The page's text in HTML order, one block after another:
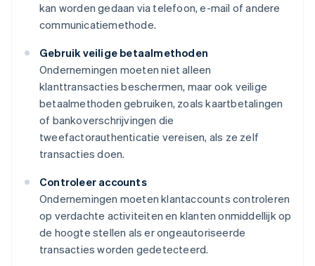
kan worden gedaan via telefoon, e-mail of andere
communicatiemethode.
Gebruik veilige betaalmethoden
Ondernemingen moeten niet alleen
klanttransacties beschermen, maar ook veilige
betaalmethoden gebruiken, zoals kaartbetalingen
of bankoverschrijvingen die
tweefactorauthenticatie vereisen, als ze zelf
transacties doen.
Controleer accounts
Ondernemingen moeten klantaccounts controleren
op verdachte activiteiten en klanten onmiddellijk op
de hoogte stellen als er ongeautoriseerde
transacties worden gedetecteerd.